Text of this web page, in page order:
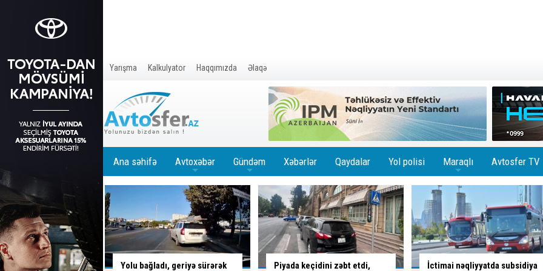
Yarışma Kalkulyator Haqqımızda Əlaqə
Ana səhifə Avtoxəbər Gündəm Xəbərlər Qaydalar Yol polisi Maraqlı Avtosfer TV
geriyə sürərək
Piyada keçidini zəbt etdi,
İctimai nəqliyyatda subsidiya
Sürücü bu yolayrıcında hansı